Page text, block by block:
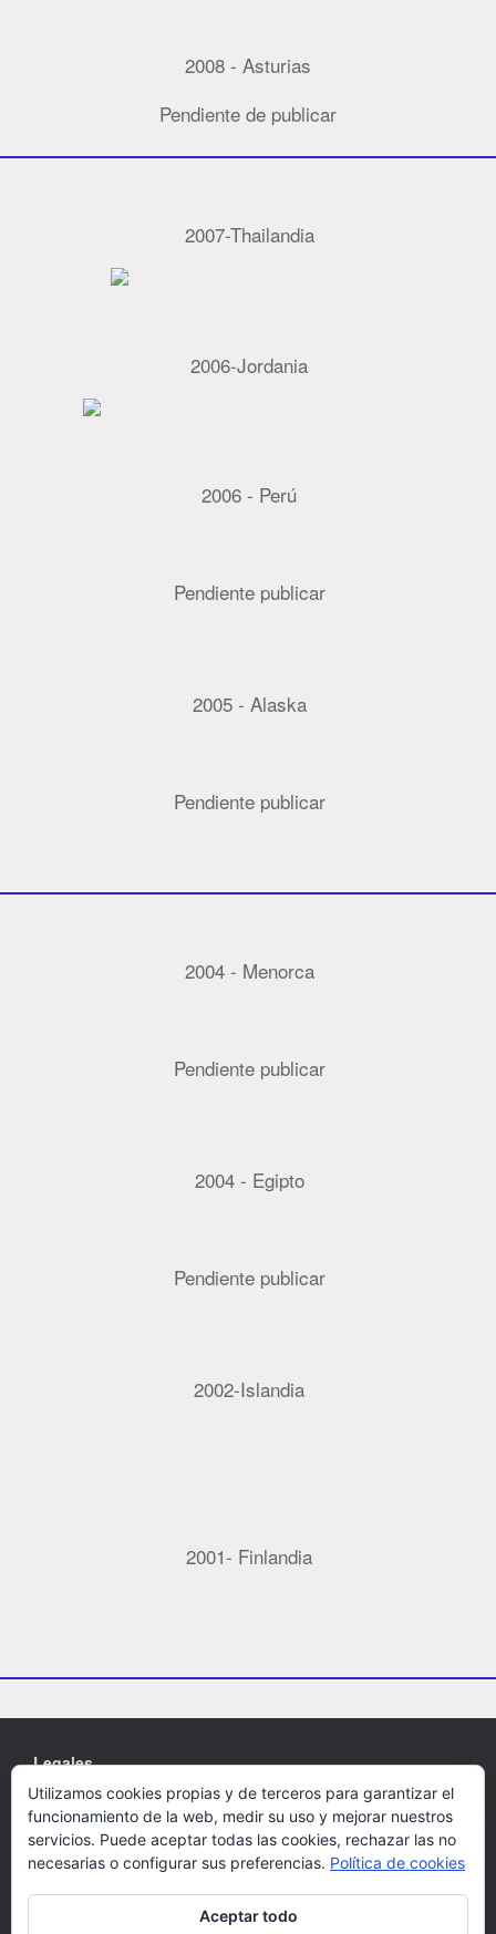
2008 - Asturias
Pendiente de publicar
2007-Thailandia
2006-Jordania
2006 - Perú
Pendiente publicar
2005 - Alaska
Pendiente publicar
2004 - Menorca
Pendiente publicar
2004 - Egipto
Pendiente publicar
2002-Islandia
2001- Finlandia
Legales
Cookies
Política de privacidad
Un Tema deSiteOrigin
Utilizamos cookies propias y de terceros para garantizar el
funcionamiento de la web, medir su uso y mejorar nuestros
servicios. Puede aceptar todas las cookies, rechazar las no
necesarias o configurar sus preferencias. Política de cookies
Aceptar todo